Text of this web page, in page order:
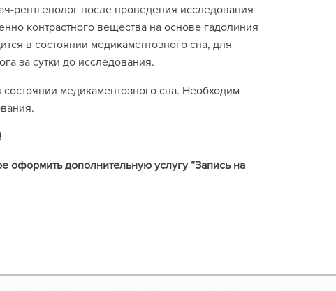
рентгенолог после проведения исследования
контрастного вещества на основе гадолиния
в состоянии медикаментозного сна, для
за сутки до исследования.
медикаментозного сна. Необходим
оформить дополнительную услугу “Запись на